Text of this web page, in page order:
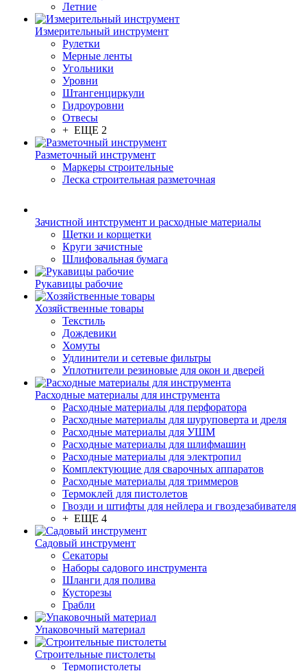
Летние
Измерительный инструмент
Рулетки
Мерные ленты
Угольники
Уровни
Штангенциркули
Гидроуровни
Отвесы
+ ЕЩЕ 2
Разметочный инструмент
Маркеры строительные
Леска строительная разметочная
Зачистной интструмент и расходные материалы
Щетки и корщетки
Круги зачистные
Шлифовальная бумага
Рукавицы рабочие
Хозяйственные товары
Текстиль
Дождевики
Хомуты
Удлинители и сетевые фильтры
Уплотнители резиновые для окон и дверей
Расходные материалы для инструмента
Расходные материалы для перфоратора
Расходные материалы для шуруповерта и дреля
Расходные материалы для УШМ
Расходные материалы для шлифмашин
Расходные материалы для электропил
Комплектующие для сварочных аппаратов
Расходные материалы для триммеров
Термоклей для пистолетов
Гвозди и штифты для нейлера и гвоздезабивателя
+ ЕЩЕ 4
Садовый инструмент
Секаторы
Наборы садового инструмента
Шланги для полива
Кусторезы
Грабли
Упаковочный материал
Строительные пистолеты
Термопистолеты